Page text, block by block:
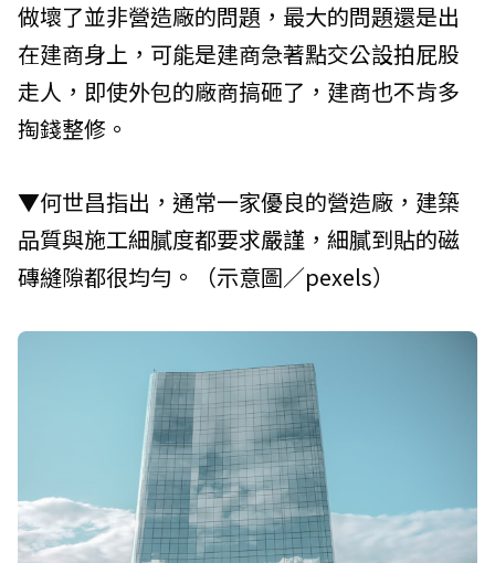
做壞了並非營造廠的問題，最大的問題還是出
在建商身上，可能是建商急著點交公設拍屁股
走人，即使外包的廠商搞砸了，建商也不肯多
掏錢整修。
▼何世昌指出，通常一家優良的營造廠，建築
品質與施工細膩度都要求嚴謹，細膩到貼的磁
磚縫隙都很均勻。（示意圖／pexels）